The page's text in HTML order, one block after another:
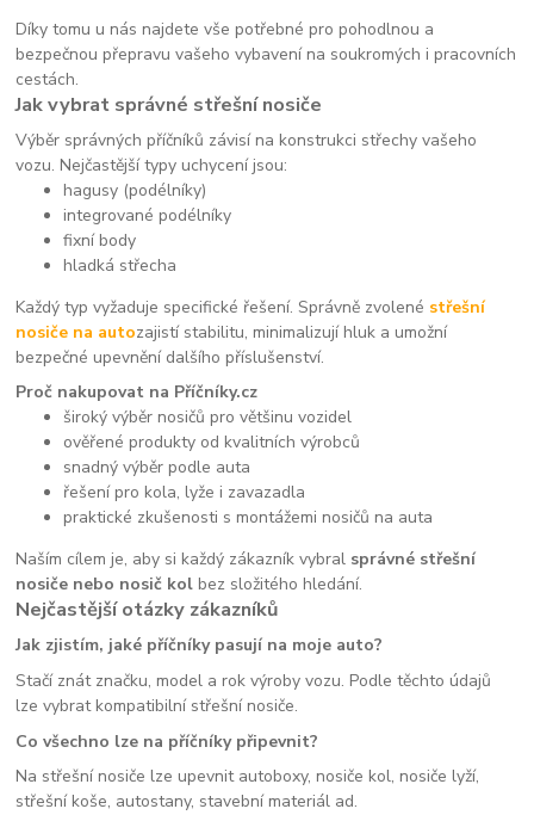
Díky tomu u nás najdete vše potřebné pro pohodlnou a
bezpečnou přepravu vašeho vybavení na soukromých i pracovních
cestách.
Jak vybrat správné střešní nosiče
Výběr správných příčníků závisí na konstrukci střechy vašeho
vozu. Nejčastější typy uchycení jsou:
hagusy (podélníky)
integrované podélníky
fixní body
hladká střecha
Každý typ vyžaduje specifické řešení. Správně zvolené střešní
nosiče na autozajistí stabilitu, minimalizují hluk a umožní
bezpečné upevnění dalšího příslušenství.
Proč nakupovat na Příčníky.cz
široký výběr nosičů pro většinu vozidel
ověřené produkty od kvalitních výrobců
snadný výběr podle auta
řešení pro kola, lyže i zavazadla
praktické zkušenosti s montážemi nosičů na auta
Naším cílem je, aby si každý zákazník vybral správné střešní
nosiče nebo nosič kol bez složitého hledání.
Nejčastější otázky zákazníků
Jak zjistím, jaké příčníky pasují na moje auto?
Stačí znát značku, model a rok výroby vozu. Podle těchto údajů
lze vybrat kompatibilní střešní nosiče.
Co všechno lze na příčníky připevnit?
Na střešní nosiče lze upevnit autoboxy, nosiče kol, nosiče lyží,
střešní koše, autostany, stavební materiál ad.